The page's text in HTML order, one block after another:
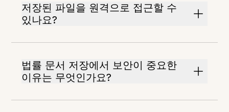
저장된 파일을 원격으로 접근할 수
있나요?
법률 문서 저장에서 보안이 중요한
이유는 무엇인가요?